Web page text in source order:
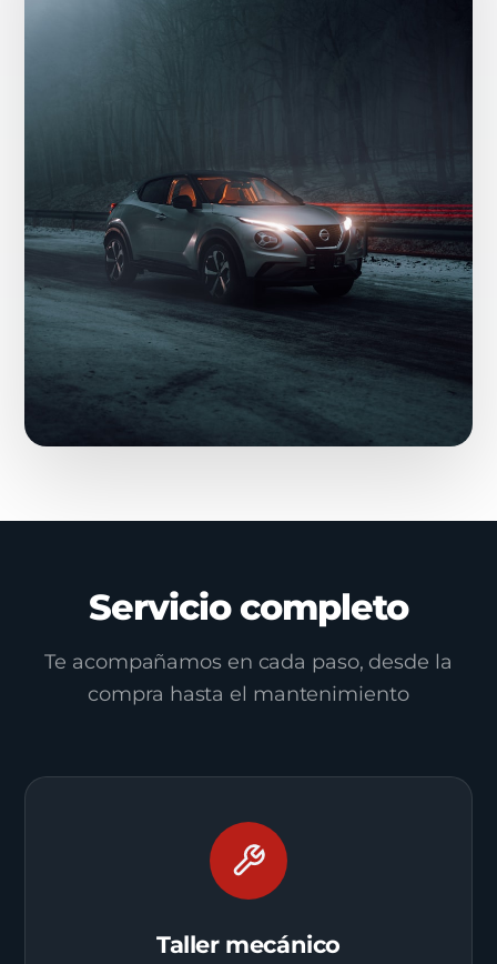
Servicio completo
Te acompañamos en cada paso, desde la
compra hasta el mantenimiento
Taller mecánico